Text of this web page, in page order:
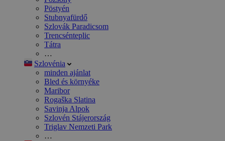
Pöstyén
Stubnyafürdő
Szlovák Paradicsom
Trencsénteplic
Tátra
…
Szlovénia
minden ajánlat
Bled és környéke
Maribor
Rogaška Slatina
Savinja Alpok
Szlovén Stájerország
Triglav Nemzeti Park
…